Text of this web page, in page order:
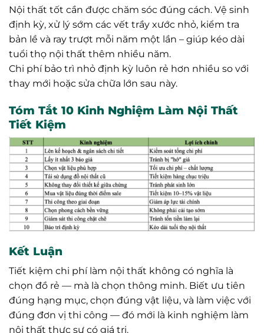
Nội thất tốt cần được chăm sóc đúng cách. Vệ sinh
định kỳ, xử lý sớm các vết trầy xước nhỏ, kiểm tra
bản lề và ray trượt mỗi năm một lần – giúp kéo dài
tuổi thọ nội thất thêm nhiều năm.
Chi phí bảo trì nhỏ định kỳ luôn rẻ hơn nhiều so với
thay mới hoặc sửa chữa lớn sau này.
Tóm Tắt 10 Kinh Nghiệm Làm Nội Thất
Tiết Kiệm
Kết Luận
Tiết kiệm chi phí làm nội thất không có nghĩa là
chọn đồ rẻ — mà là chọn thông minh. Biết ưu tiên
đúng hạng mục, chọn đúng vật liệu, và làm việc với
đúng đơn vị thi công — đó mới là kinh nghiệm làm
nội thất thực sự có giá trị.